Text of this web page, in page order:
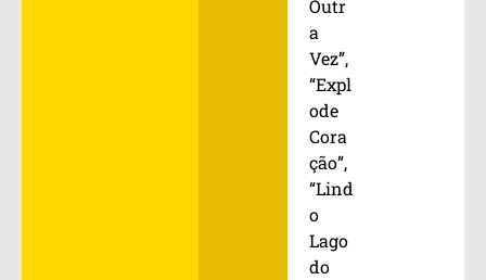
Outr
a
Vez”,
“Expl
ode
Cora
ção”,
“Lind
o
Lago
do